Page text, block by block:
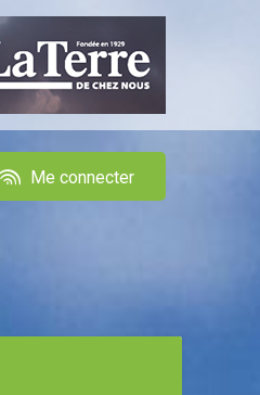
Me connecter